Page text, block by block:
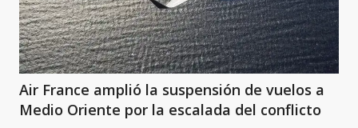
Air France amplió la suspensión de vuelos a
Medio Oriente por la escalada del conflicto